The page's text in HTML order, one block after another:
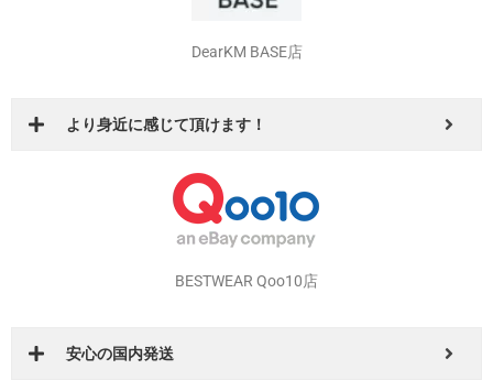
DearKM BASE店
より身近に感じて頂けます！
BESTWEAR Qoo10店
安心の国内発送